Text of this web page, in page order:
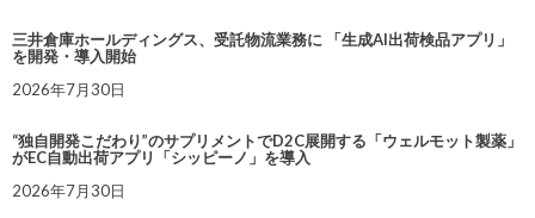
三井倉庫ホールディングス、受託物流業務に 「生成AI出荷検品アプリ」
を開発・導入開始
2026年7月30日
“独自開発こだわり”のサプリメントでD2C展開する「ウェルモット製薬」
がEC自動出荷アプリ「シッピーノ」を導入
2026年7月30日